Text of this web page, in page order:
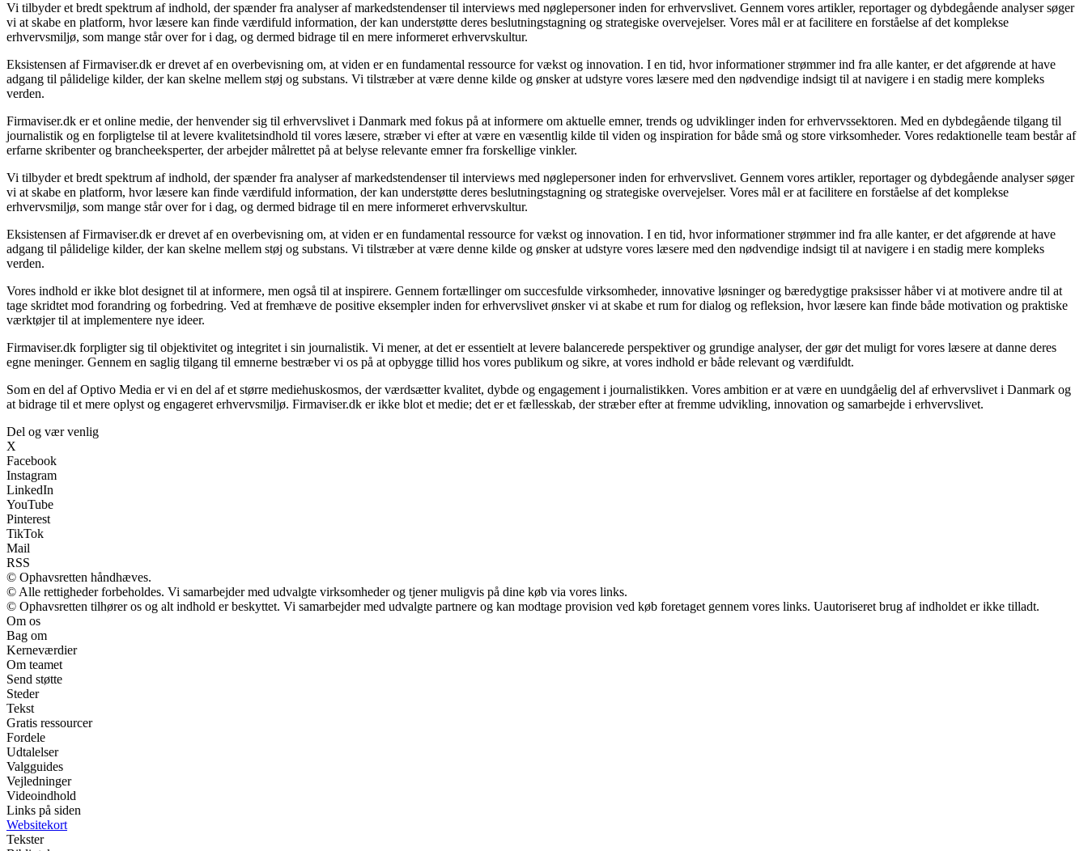
Vi tilbyder et bredt spektrum af indhold, der spænder fra analyser af markedstendenser til interviews med nøglepersoner inden for erhvervslivet. Gennem vores artikler, reportager og dybdegående analyser søger
vi at skabe en platform, hvor læsere kan finde værdifuld information, der kan understøtte deres beslutningstagning og strategiske overvejelser. Vores mål er at facilitere en forståelse af det komplekse
erhvervsmiljø, som mange står over for i dag, og dermed bidrage til en mere informeret erhvervskultur.
Eksistensen af Firmaviser.dk er drevet af en overbevisning om, at viden er en fundamental ressource for vækst og innovation. I en tid, hvor informationer strømmer ind fra alle kanter, er det afgørende at have
adgang til pålidelige kilder, der kan skelne mellem støj og substans. Vi tilstræber at være denne kilde og ønsker at udstyre vores læsere med den nødvendige indsigt til at navigere i en stadig mere kompleks
verden.
Firmaviser.dk er et online medie, der henvender sig til erhvervslivet i Danmark med fokus på at informere om aktuelle emner, trends og udviklinger inden for erhvervssektoren. Med en dybdegående tilgang til
journalistik og en forpligtelse til at levere kvalitetsindhold til vores læsere, stræber vi efter at være en væsentlig kilde til viden og inspiration for både små og store virksomheder. Vores redaktionelle team består af
erfarne skribenter og brancheeksperter, der arbejder målrettet på at belyse relevante emner fra forskellige vinkler.
Vi tilbyder et bredt spektrum af indhold, der spænder fra analyser af markedstendenser til interviews med nøglepersoner inden for erhvervslivet. Gennem vores artikler, reportager og dybdegående analyser søger
vi at skabe en platform, hvor læsere kan finde værdifuld information, der kan understøtte deres beslutningstagning og strategiske overvejelser. Vores mål er at facilitere en forståelse af det komplekse
erhvervsmiljø, som mange står over for i dag, og dermed bidrage til en mere informeret erhvervskultur.
Eksistensen af Firmaviser.dk er drevet af en overbevisning om, at viden er en fundamental ressource for vækst og innovation. I en tid, hvor informationer strømmer ind fra alle kanter, er det afgørende at have
adgang til pålidelige kilder, der kan skelne mellem støj og substans. Vi tilstræber at være denne kilde og ønsker at udstyre vores læsere med den nødvendige indsigt til at navigere i en stadig mere kompleks
verden.
Vores indhold er ikke blot designet til at informere, men også til at inspirere. Gennem fortællinger om succesfulde virksomheder, innovative løsninger og bæredygtige praksisser håber vi at motivere andre til at
tage skridtet mod forandring og forbedring. Ved at fremhæve de positive eksempler inden for erhvervslivet ønsker vi at skabe et rum for dialog og refleksion, hvor læsere kan finde både motivation og praktiske
værktøjer til at implementere nye ideer.
Firmaviser.dk forpligter sig til objektivitet og integritet i sin journalistik. Vi mener, at det er essentielt at levere balancerede perspektiver og grundige analyser, der gør det muligt for vores læsere at danne deres
egne meninger. Gennem en saglig tilgang til emnerne bestræber vi os på at opbygge tillid hos vores publikum og sikre, at vores indhold er både relevant og værdifuldt.
Som en del af Optivo Media er vi en del af et større mediehuskosmos, der værdsætter kvalitet, dybde og engagement i journalistikken. Vores ambition er at være en uundgåelig del af erhvervslivet i Danmark og
at bidrage til et mere oplyst og engageret erhvervsmiljø. Firmaviser.dk er ikke blot et medie; det er et fællesskab, der stræber efter at fremme udvikling, innovation og samarbejde i erhvervslivet.
Del og vær venlig
X
Facebook
Instagram
LinkedIn
YouTube
Pinterest
TikTok
Mail
RSS
© Ophavsretten håndhæves.
© Alle rettigheder forbeholdes. Vi samarbejder med udvalgte virksomheder og tjener muligvis på dine køb via vores links.
© Ophavsretten tilhører os og alt indhold er beskyttet. Vi samarbejder med udvalgte partnere og kan modtage provision ved køb foretaget gennem vores links. Uautoriseret brug af indholdet er ikke tilladt.
Om os
Bag om
Kerneværdier
Om teamet
Send støtte
Steder
Tekst
Gratis ressourcer
Fordele
Udtalelser
Valgguides
Vejledninger
Videoindhold
Links på siden
Websitekort
Tekster